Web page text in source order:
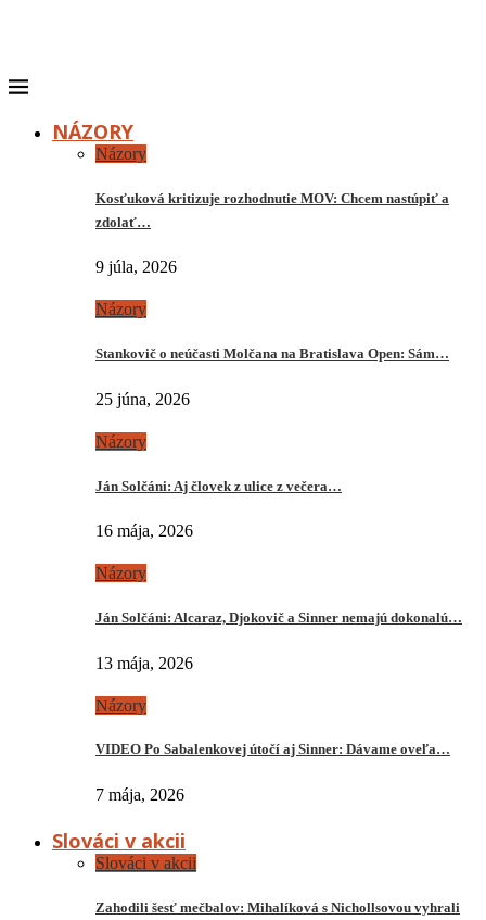
NÁZORY
Názory
Kosťuková kritizuje rozhodnutie MOV: Chcem nastúpiť a
zdolať…
9 júla, 2026
Názory
Stankovič o neúčasti Molčana na Bratislava Open: Sám…
25 júna, 2026
Názory
Ján Solčáni: Aj človek z ulice z večera…
16 mája, 2026
Názory
Ján Solčáni: Alcaraz, Djokovič a Sinner nemajú dokonalú…
13 mája, 2026
Názory
VIDEO Po Sabalenkovej útočí aj Sinner: Dávame oveľa…
7 mája, 2026
Slováci v akcii
Slováci v akcii
Zahodili šesť mečbalov: Mihalíková s Nichollsovou vyhrali